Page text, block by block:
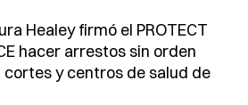
Healey firmó el PROTECT
hacer arrestos sin orden
cortes y centros de salud de